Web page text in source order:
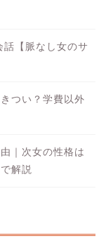
【脈なし女のサ
つい？学費以外
｜次女の性格は
解説